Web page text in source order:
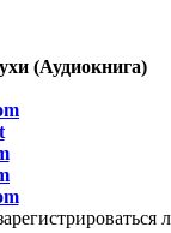
(Аудиокнига)